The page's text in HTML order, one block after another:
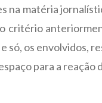
na matéria
critério
só, os envolvidos,
para a reação